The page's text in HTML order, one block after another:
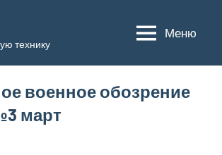
технику
Меню
военное обозрение
март